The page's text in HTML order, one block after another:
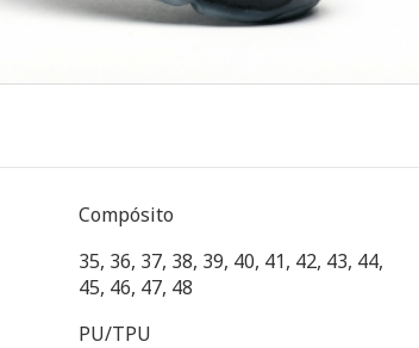
Compósito
35, 36, 37, 38, 39, 40, 41, 42, 43, 44,
45, 46, 47, 48
PU/TPU